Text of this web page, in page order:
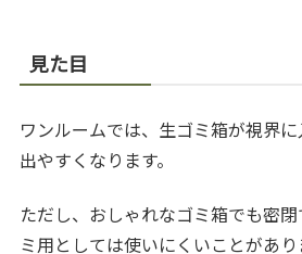
見た目
ワンルームでは、生ゴミ箱が視界
出やすくなります。
ただし、おしゃれなゴミ箱でも密
ミ用としては使いにくいことがあり